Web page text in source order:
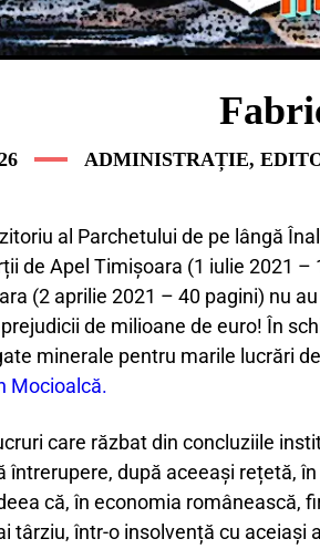
ADMINISTRAȚIE,
al Parchetului de pe lângă
de Apel Timișoara (1 iulie 2021
(2 aprilie 2021 – 40 pagini) nu
de milioane de euro! În
minerale pentru marile lucrări
Mocioalcă.
care răzbat din concluziile
întrerupere, după aceeași rețetă,
că, în economia românească,
târziu, într-o insolvență cu